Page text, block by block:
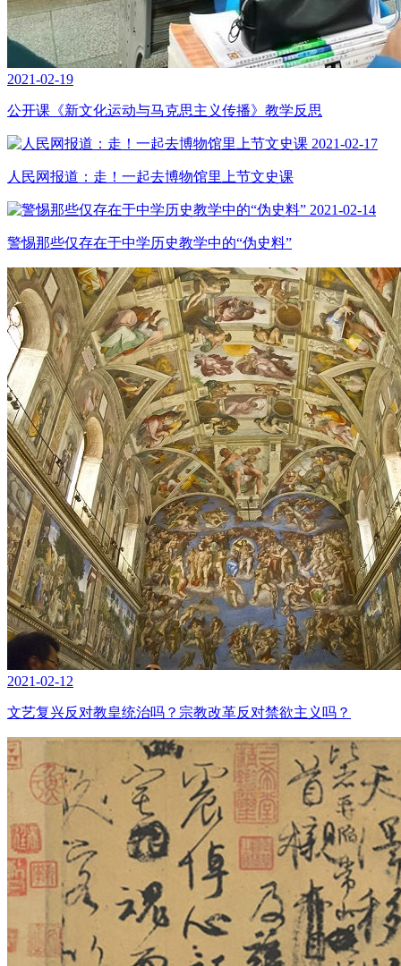
2021-02-19
公开课《新文化运动与马克思主义传播》教学反思
2021-02-17
人民网报道：走！一起去博物馆里上节文史课
2021-02-14
警惕那些仅存在于中学历史教学中的“伪史料”
2021-02-12
文艺复兴反对教皇统治吗？宗教改革反对禁欲主义吗？